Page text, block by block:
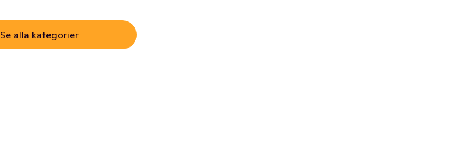
Se alla kategorier